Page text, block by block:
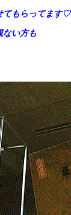
てもらってます
ない方も